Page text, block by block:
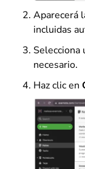
Aparecerá
incluidas
Selecciona
necesario.
Haz clic en